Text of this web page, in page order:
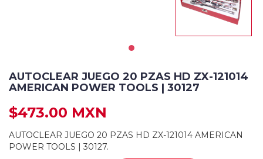
AUTOCLEAR JUEGO 20 PZAS HD ZX-121014
AMERICAN POWER TOOLS | 30127
$473.00 MXN
AUTOCLEAR JUEGO 20 PZAS HD ZX-121014 AMERICAN
POWER TOOLS | 30127.